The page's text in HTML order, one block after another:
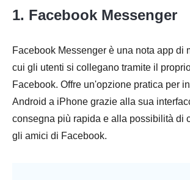
1. Facebook Messenger
Facebook Messenger è una nota app di
cui gli utenti si collegano tramite il
Facebook. Offre un'opzione pratica per
Android a iPhone grazie alla sua
consegna più rapida e alla possibilità di
gli amici di Facebook.